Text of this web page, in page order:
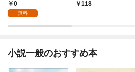
～【単話】（１）
0
無料
話】（１）
118
小説一般のおすすめ本